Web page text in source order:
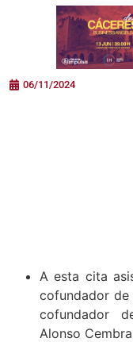
23
06/11/2024
A esta cita
cofundador de
cofundador
Alonso